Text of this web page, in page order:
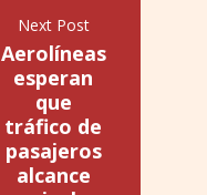
Next Post
Aerolíneas
esperan
que
tráfico de
pasajeros
alcance